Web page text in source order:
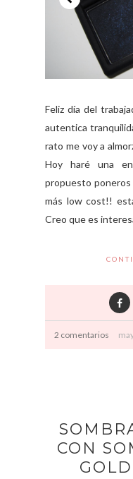
Feliz día del
autentica
rato me voy a
Hoy haré una
propuesto poneros
más low cost!!
Creo que es
2 comentarios
CON